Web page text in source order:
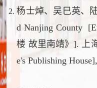
杨士焯、吴巳英、
d Nanjing County
楼 故里南靖》]. 上
e's Publishing